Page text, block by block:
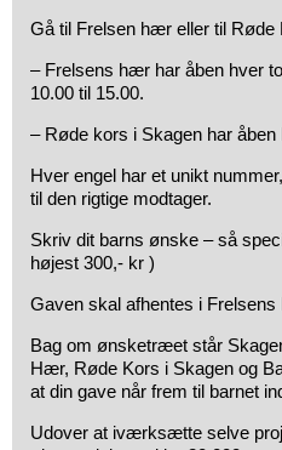
Gå til Frelsen hær eller til Røde
– Frelsens hær har åben hver
10.00 til 15.00.
– Røde kors i Skagen har
Hver engel har et unikt
til den rigtige modtager.
Skriv dit barns ønske – så
højest 300,- kr )
Gaven skal afhentes i
Bag om ønsketræet står
Hær, Røde Kors i Skagen og
at din gave når frem til barnet
Udover at iværksætte selve